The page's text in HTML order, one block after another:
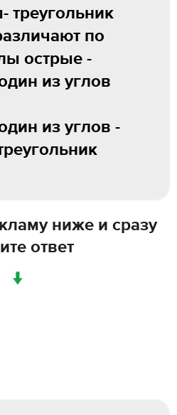
треугольник
по
острые -
из углов
из углов -
ниже и сразу
ответ
↓